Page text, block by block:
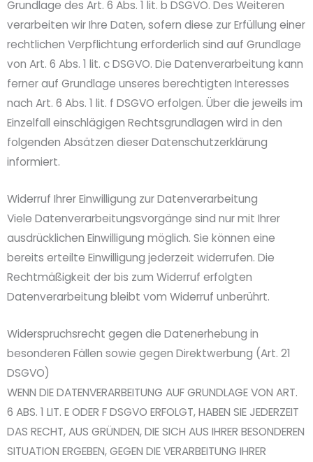
Grundlage des Art. 6 Abs. 1 lit. b DSGVO. Des Weiteren
verarbeiten wir Ihre Daten, sofern diese zur Erfüllung einer
rechtlichen Verpflichtung erforderlich sind auf Grundlage
von Art. 6 Abs. 1 lit. c DSGVO. Die Datenverarbeitung kann
ferner auf Grundlage unseres berechtigten Interesses
nach Art. 6 Abs. 1 lit. f DSGVO erfolgen. Über die jeweils im
Einzelfall einschlägigen Rechtsgrundlagen wird in den
folgenden Absätzen dieser Datenschutzerklärung
informiert.
Widerruf Ihrer Einwilligung zur Datenverarbeitung
Viele Datenverarbeitungsvorgänge sind nur mit Ihrer
ausdrücklichen Einwilligung möglich. Sie können eine
bereits erteilte Einwilligung jederzeit widerrufen. Die
Rechtmäßigkeit der bis zum Widerruf erfolgten
Datenverarbeitung bleibt vom Widerruf unberührt.
Widerspruchsrecht gegen die Datenerhebung in
besonderen Fällen sowie gegen Direktwerbung (Art. 21
DSGVO)
WENN DIE DATENVERARBEITUNG AUF GRUNDLAGE VON ART.
6 ABS. 1 LIT. E ODER F DSGVO ERFOLGT, HABEN SIE JEDERZEIT
DAS RECHT, AUS GRÜNDEN, DIE SICH AUS IHRER BESONDEREN
SITUATION ERGEBEN, GEGEN DIE VERARBEITUNG IHRER